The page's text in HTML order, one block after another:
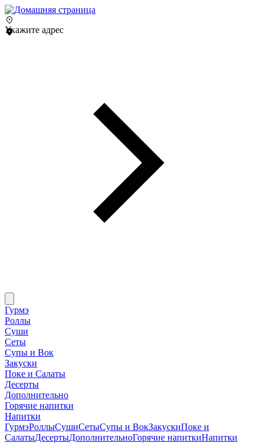
Укажите адрес
Гурмэ
Роллы
Суши
Сеты
Супы и Вок
Закуски
Поке и Салаты
Десерты
Дополнительно
Горячие напитки
Напитки
ГурмэРоллыСушиСетыСупы и ВокЗакускиПоке и
СалатыДесертыДополнительноГорячие напиткиНапитки